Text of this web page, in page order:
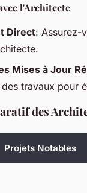
l'Architecte
Direct: Assurez-
Mises à Jour
travaux pour
des
Projets Notables